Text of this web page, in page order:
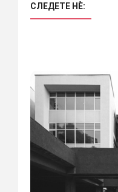
СЛЕДЕТЕ НÈ: